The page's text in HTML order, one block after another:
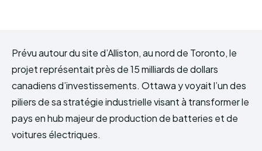
Prévu autour du site d’Alliston, au nord de Toronto, le
projet représentait près de 15 milliards de dollars
canadiens d’investissements. Ottawa y voyait l’un des
piliers de sa stratégie industrielle visant à transformer le
pays en hub majeur de production de batteries et de
voitures électriques.